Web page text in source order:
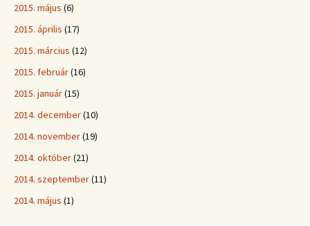
2015. május (6)
2015. április (17)
2015. március (12)
2015. február(16)
2015. január(15)
2014. december(10)
2014. november(19)
2014. október(21)
2014. szeptember(11)
2014. május (1)